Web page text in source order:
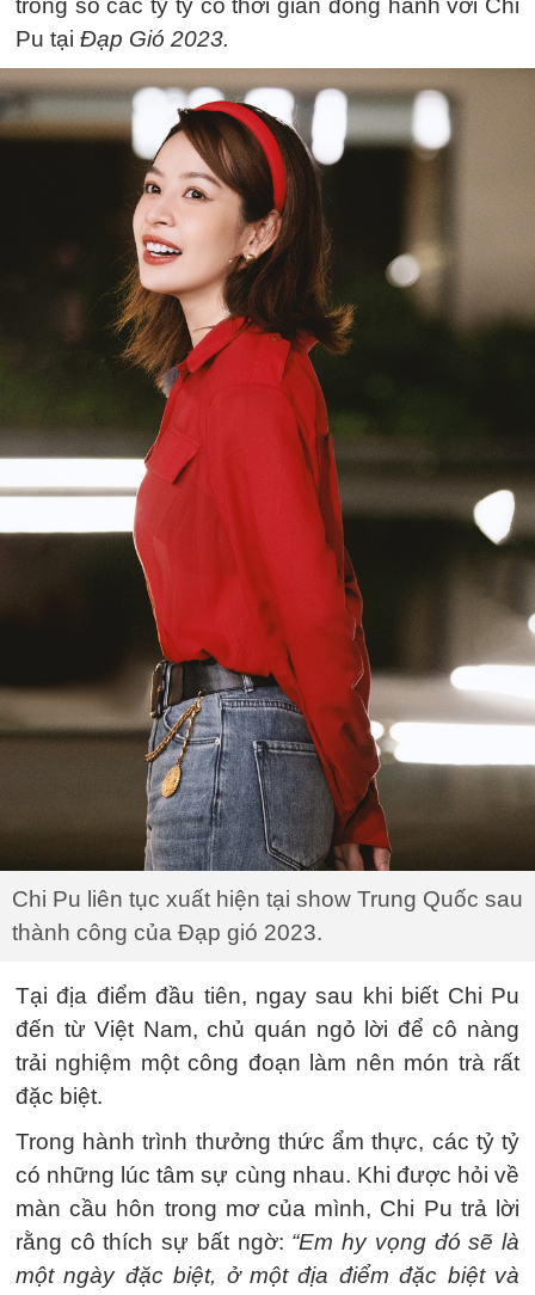
trong số các tỷ tỷ có thời gian đồng hành với Chi
Pu tại Đạp Gió 2023.
Chi Pu liên tục xuất hiện tại show Trung Quốc sau
thành công của Đạp gió 2023.
Tại địa điểm đầu tiên, ngay sau khi biết Chi Pu
đến từ Việt Nam, chủ quán ngỏ lời để cô nàng
trải nghiệm một công đoạn làm nên món trà rất
đặc biệt.
Trong hành trình thưởng thức ẩm thực, các tỷ tỷ
có những lúc tâm sự cùng nhau. Khi được hỏi về
màn cầu hôn trong mơ của mình, Chi Pu trả lời
rằng cô thích sự bất ngờ: “Em hy vọng đó sẽ là
một ngày đặc biệt, ở một địa điểm đặc biệt và